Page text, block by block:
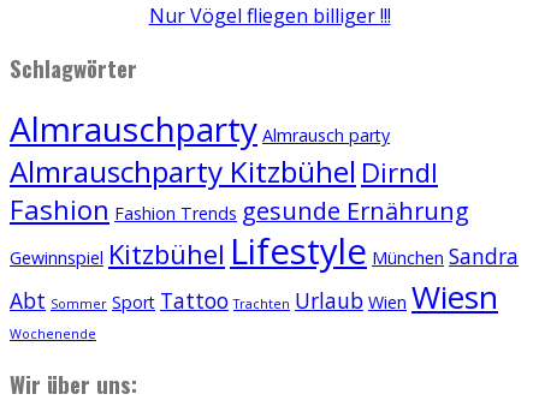
Nur Vögel fliegen billiger !!!
Schlagwörter
Almrauschparty Almrausch party
Almrauschparty Kitzbühel Dirndl
Fashion Fashion Trends gesunde Ernährung
Gewinnspiel Kitzbühel Lifestyle München Sandra
Abt Sommer Sport Tattoo Trachten Urlaub Wien Wiesn
Wochenende
Wir über uns: